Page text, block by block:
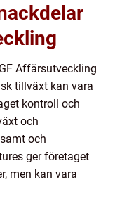
Affärsutveckling
tillväxt kan vara
kontroll och
och
och
ger företaget
men kan vara